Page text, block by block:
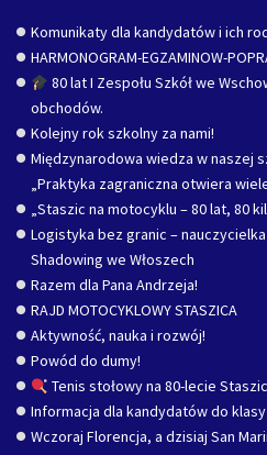
Komunikaty dla kandydatów i ich
HARMONOGRAM-EGZAMINOW-
80 lat I Zespołu Szkół we
obchodów.
Kolejny rok szkolny za nami!
Międzynarodowa wiedza w naszej
„Praktyka zagraniczna otwiera
„Staszic na motocyklu – 80 lat, 80
Logistyka bez granic –
Shadowing we Włoszech
Razem dla Pana Andrzeja!
RAJD MOTOCYKLOWY STASZICA
Aktywność, nauka i rozwój!
Powód do dumy!
Tenis stołowy na 80-lecie
Informacja dla kandydatów do
Wczoraj Florencja, a dzisiaj San